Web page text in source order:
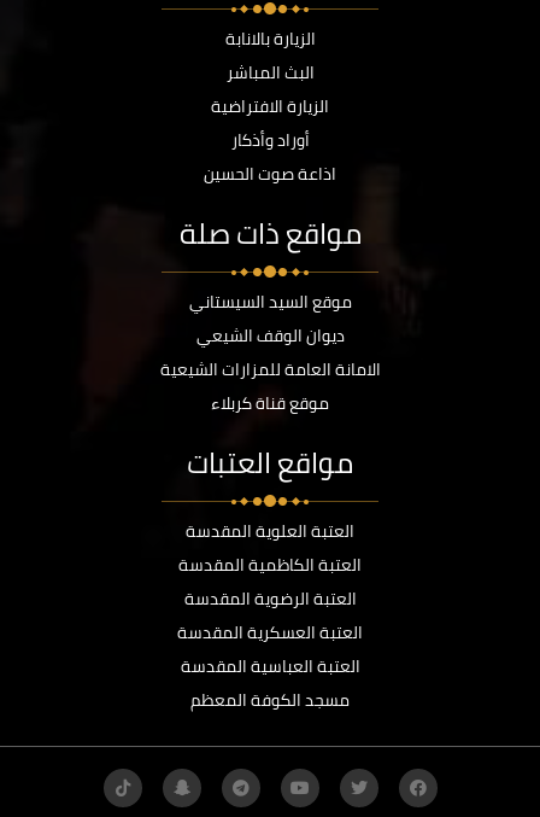
الزيارة بالانابة
البث المباشر
الزيارة الافتراضية
أوراد وأذكار
اذاعة صوت الحسين
مواقع ذات صلة
موقع السيد السيستاني
ديوان الوقف الشيعي
الامانة العامة للمزارات الشيعية
موقع قناة كربلاء
مواقع العتبات
العتبة العلوية المقدسة
العتبة الكاظمية المقدسة
العتبة الرضوية المقدسة
العتبة العسكرية المقدسة
العتبة العباسية المقدسة
مسجد الكوفة المعظم